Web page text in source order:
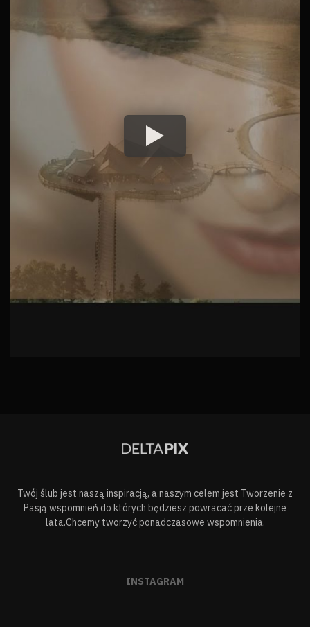
Twój ślub jest naszą inspiracją, a naszym celem jest Tworzenie z
Pasją wspomnień do których będziesz powracać prze kolejne
lata.Chcemy tworzyć ponadczasowe wspomnienia.
INSTAGRAM